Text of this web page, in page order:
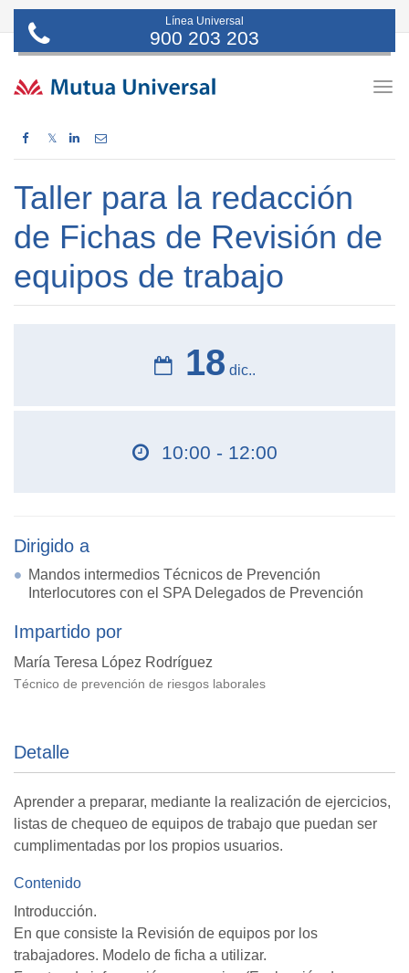
Línea Universal
900 203 203
𝕏
Taller para la redacción
de Fichas de Revisión de
equipos de trabajo
18 dic..
10:00 - 12:00
Dirigido a
Mandos intermedios Técnicos de Prevención
Interlocutores con el SPA Delegados de Prevención
Impartido por
María Teresa López Rodríguez
Técnico de prevención de riesgos laborales
Detalle
Aprender a preparar, mediante la realización de ejercicios,
listas de chequeo de equipos de trabajo que puedan ser
cumplimentadas por los propios usuarios.
Contenido
Introducción.
En que consiste la Revisión de equipos por los
trabajadores. Modelo de ficha a utilizar.